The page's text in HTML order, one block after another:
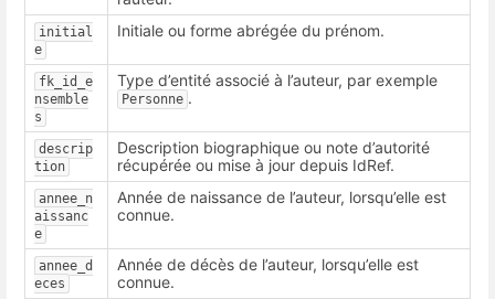
initial
e
Initiale ou forme abrégée du prénom.
fk_id_e
nsemble
s
Type d’entité associé à l’auteur, par exemple
Personne .
descrip
tion
Description biographique ou note d’autorité
récupérée ou mise à jour depuis IdRef.
annee_n
aissanc
e
Année de naissance de l’auteur, lorsqu’elle est
connue.
annee_d
eces
Année de décès de l’auteur, lorsqu’elle est
connue.